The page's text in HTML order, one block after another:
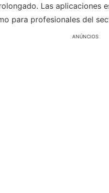
Las aplicaciones
para profesionales del
ANÚNCIOS